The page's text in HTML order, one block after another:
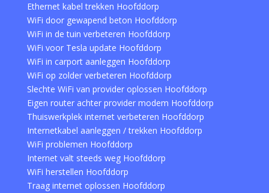
Ethernet kabel trekken Hoofddorp
WiFi door gewapend beton Hoofddorp
WiFi in de tuin verbeteren Hoofddorp
WiFi voor Tesla update Hoofddorp
WiFi in carport aanleggen Hoofddorp
WiFi op zolder verbeteren Hoofddorp
Slechte WiFi van provider oplossen Hoofddorp
Eigen router achter provider modem Hoofddorp
Thuiswerkplek internet verbeteren Hoofddorp
Internetkabel aanleggen / trekken Hoofddorp
WiFi problemen Hoofddorp
Internet valt steeds weg Hoofddorp
WiFi herstellen Hoofddorp
Traag internet oplossen Hoofddorp